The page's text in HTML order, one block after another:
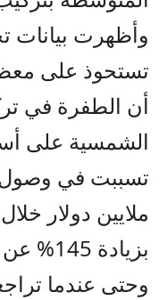
وأظهرت بيانات
تستحوذ على
أن الطفرة في
الشمسية على
ملايين دولار
بزيادة 145% عن العام السابق.
وحتى عندما